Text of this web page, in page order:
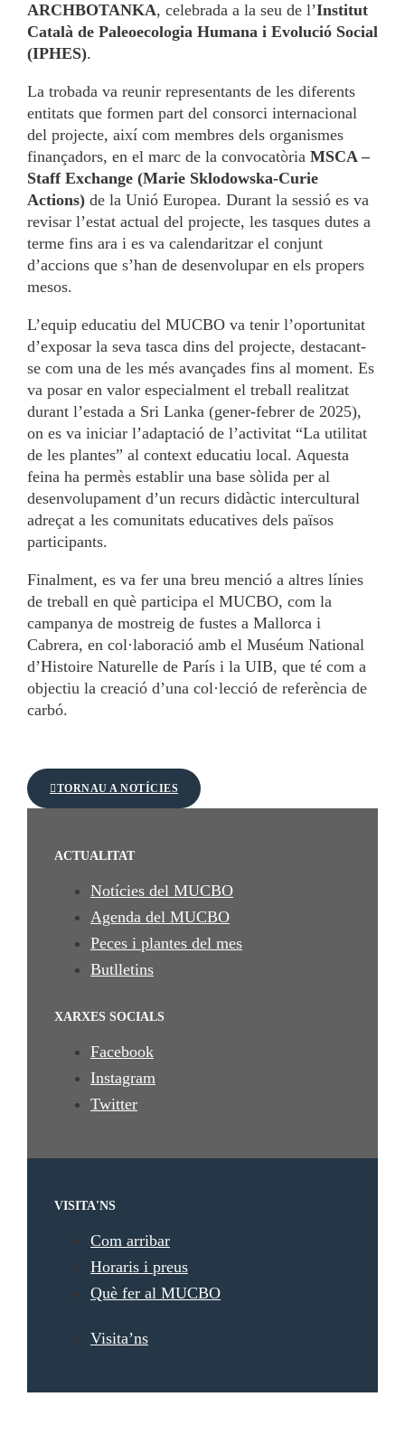
ARCHBOTANKA, celebrada a la seu de l’Institut
Català de Paleoecologia Humana i Evolució Social
(IPHES).
La trobada va reunir representants de les diferents
entitats que formen part del consorci internacional
del projecte, així com membres dels organismes
finançadors, en el marc de la convocatòria MSCA –
Staff Exchange (Marie Sklodowska-Curie
Actions) de la Unió Europea. Durant la sessió es va
revisar l’estat actual del projecte, les tasques dutes a
terme fins ara i es va calendaritzar el conjunt
d’accions que s’han de desenvolupar en els propers
mesos.
L’equip educatiu del MUCBO va tenir l’oportunitat
d’exposar la seva tasca dins del projecte, destacant-
se com una de les més avançades fins al moment. Es
va posar en valor especialment el treball realitzat
durant l’estada a Sri Lanka (gener-febrer de 2025),
on es va iniciar l’adaptació de l’activitat “La utilitat
de les plantes” al context educatiu local. Aquesta
feina ha permès establir una base sòlida per al
desenvolupament d’un recurs didàctic intercultural
adreçat a les comunitats educatives dels països
participants.
Finalment, es va fer una breu menció a altres línies
de treball en què participa el MUCBO, com la
campanya de mostreig de fustes a Mallorca i
Cabrera, en col·laboració amb el Muséum National
d’Histoire Naturelle de París i la UIB, que té com a
objectiu la creació d’una col·lecció de referència de
carbó.
TORNAU A NOTÍCIES
ACTUALITAT
Notícies del MUCBO
Agenda del MUCBO
Peces i plantes del mes
Butlletins
XARXES SOCIALS
Facebook
Instagram
Twitter
VISITA'NS
Com arribar
Horaris i preus
Què fer al MUCBO
Visita’ns